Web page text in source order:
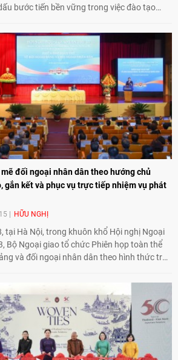
bước tiến bền vững trong việc đào tạo
đối ngoại nhân dân theo hướng chủ
gắn kết và phục vụ trực tiếp nhiệm vụ phát
HỮU NGHỊ
tại Hà Nội, trong khuôn khổ Hội nghị Ngoại
Bộ Ngoại giao tổ chức Phiên họp toàn thể
và đối ngoại nhân dân theo hình thức trực
đại diện Việt Nam ở nước ngoài.